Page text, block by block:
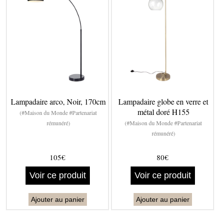
Lampadaire arco, Noir, 170cm
(#Maison du Monde #Partenariat
rémunéré)
105€
Voir ce produit
Ajouter au panier
Lampadaire globe en verre et
métal doré H155
(#Maison du Monde #Partenariat
rémunéré)
80€
Voir ce produit
Ajouter au panier